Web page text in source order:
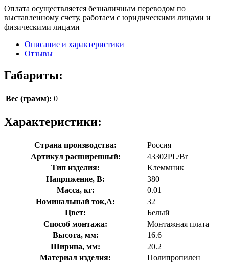
Оплата осуществляется безналичным переводом по
выставленному счету, работаем с юридическими лицами и
физическими лицами
Описание и характеристики
Отзывы
Габариты:
Вес (грамм): 0
Характеристики:
Страна производства:
Россия
Артикул расширенный:
43302PL/Br
Тип изделия:
Клеммник
Напряжение, В:
380
Масса, кг:
0.01
Номинальный ток,А:
32
Цвет:
Белый
Способ монтажа:
Монтажная плата
Высота, мм:
16.6
Ширина, мм:
20.2
Материал изделия:
Полипропилен